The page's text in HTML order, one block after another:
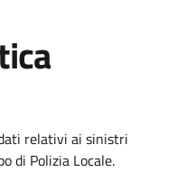
relativi ai sinistri
di Polizia Locale.